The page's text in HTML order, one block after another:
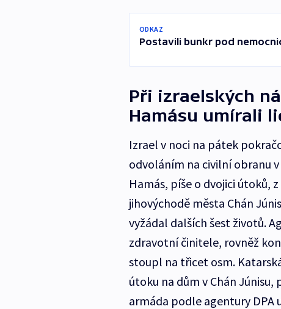
ODKAZ
Postavili bunkr pod
Při izraelských
Hamásu umírali
Izrael v noci na pátek
odvoláním na civilní obranu
Hamás, píše o dvojici útoků,
jihovýchodě města Chán
vyžádal dalších šest životů.
zdravotní činitele, rovněž
stoupl na třicet osm.
útoku na dům v Chán
armáda podle agentury DPA